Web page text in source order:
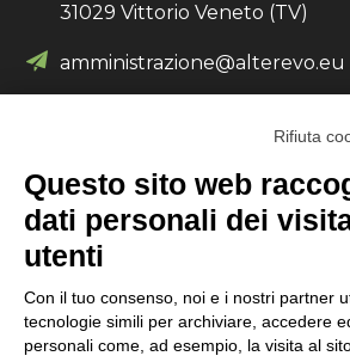
31029 Vittorio Veneto (TV)
amministrazione@alterevo.eu
COSA FACCIAMO
Progettazione
Rifiuta
Questo sito web
dati personali dei
utenti
Con il tuo consenso, noi e i nostri partner
tecnologie simili per archiviare, accedere
personali come, ad esempio, la visita al